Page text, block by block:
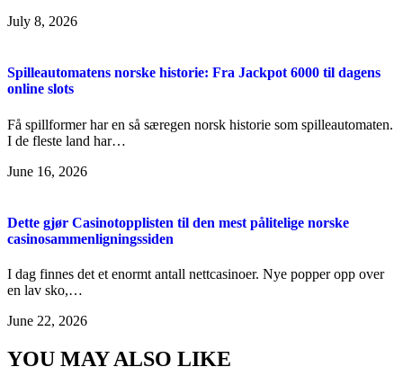
July 8, 2026
Spilleautomatens norske historie: Fra Jackpot 6000 til dagens
online slots
Få spillformer har en så særegen norsk historie som spilleautomaten.
I de fleste land har…
June 16, 2026
Dette gjør Casinotopplisten til den mest pålitelige norske
casinosammenligningssiden
I dag finnes det et enormt antall nettcasinoer. Nye popper opp over
en lav sko,…
June 22, 2026
YOU MAY ALSO LIKE